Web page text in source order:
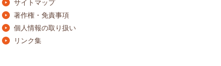
サイトマップ
著作権・免責事項
個人情報の取り扱い
リンク集